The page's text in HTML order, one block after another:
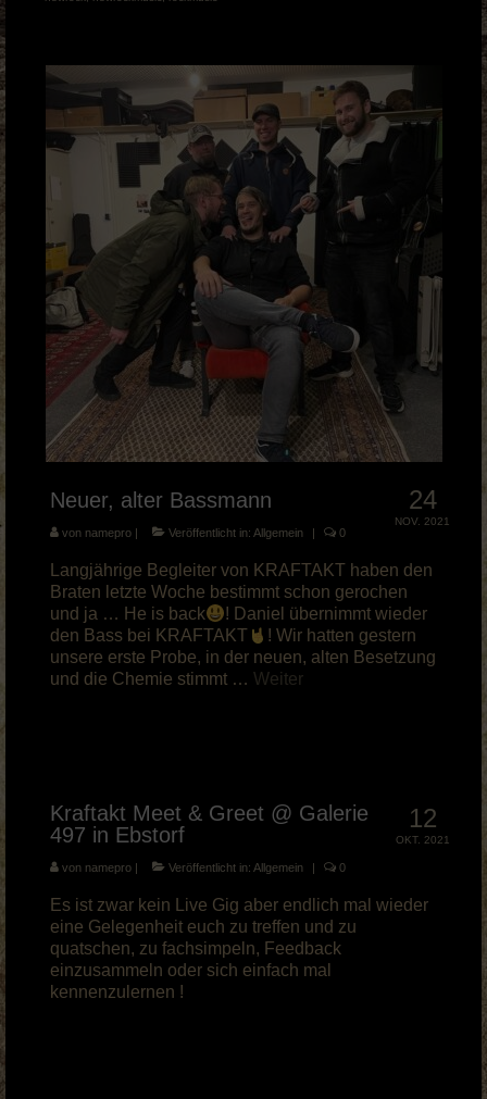
24
NOV. 2021
Neuer, alter Bassmann
von namepro | Veröffentlicht in: Allgemein | 0
Langjährige Begleiter von KRAFTAKT haben den
Braten letzte Woche bestimmt schon gerochen
und ja … He is back
! Daniel übernimmt wieder
den Bass bei KRAFTAKT
! Wir hatten gestern
unsere erste Probe, in der neuen, alten Besetzung
und die Chemie stimmt … Weiter
12
OKT. 2021
Kraftakt Meet & Greet @ Galerie
497 in Ebstorf
von namepro | Veröffentlicht in: Allgemein | 0
Es ist zwar kein Live Gig aber endlich mal wieder
eine Gelegenheit euch zu treffen und zu
quatschen, zu fachsimpeln, Feedback
einzusammeln oder sich einfach mal
kennenzulernen !